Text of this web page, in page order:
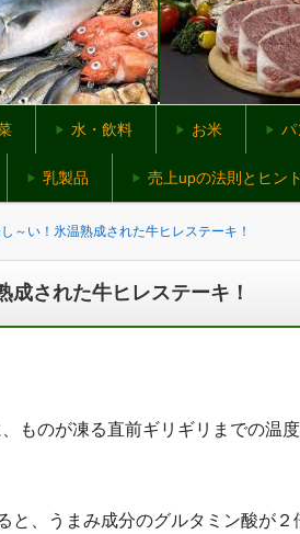
水・飲料 お米 パ
乳製品 売上upの法則とヒン
～い！氷温熟成された牛ヒレステーキ！
された牛ヒレステーキ！
ものが凍る直前ギリギリまでの温
と、うまみ成分のグルタミン酸が２